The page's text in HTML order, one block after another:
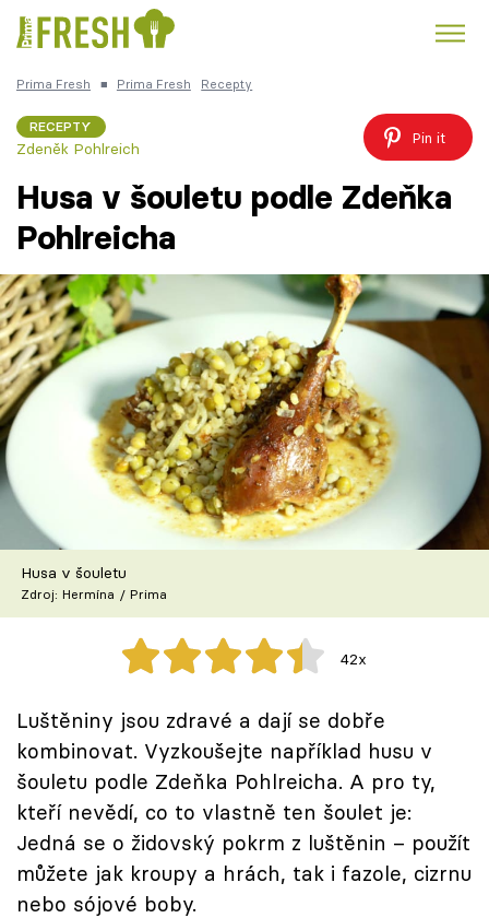
Česká kuchyně
Témata
Recepty
Články
TV Program
Škola vaření
Recepty z TV
Speciál: Cuketa
Těhotnej kuchař
Sledujte prima+
Přihlášení
Sledujte nás
Prima Fresh ■ Prima Fresh Recepty
RECEPTY
Zdeněk Pohlreich
Pin it
Husa v šouletu podle Zdeňka
Pohlreicha
Husa v šouletu
Zdroj: Hermína / Prima
42x
Luštěniny jsou zdravé a dají se dobře
kombinovat. Vyzkoušejte například husu v
šouletu podle Zdeňka Pohlreicha. A pro ty,
kteří nevědí, co to vlastně ten šoulet je:
Jedná se o židovský pokrm z luštěnin – použít
můžete jak kroupy a hrách, tak i fazole, cizrnu
nebo sójové boby.